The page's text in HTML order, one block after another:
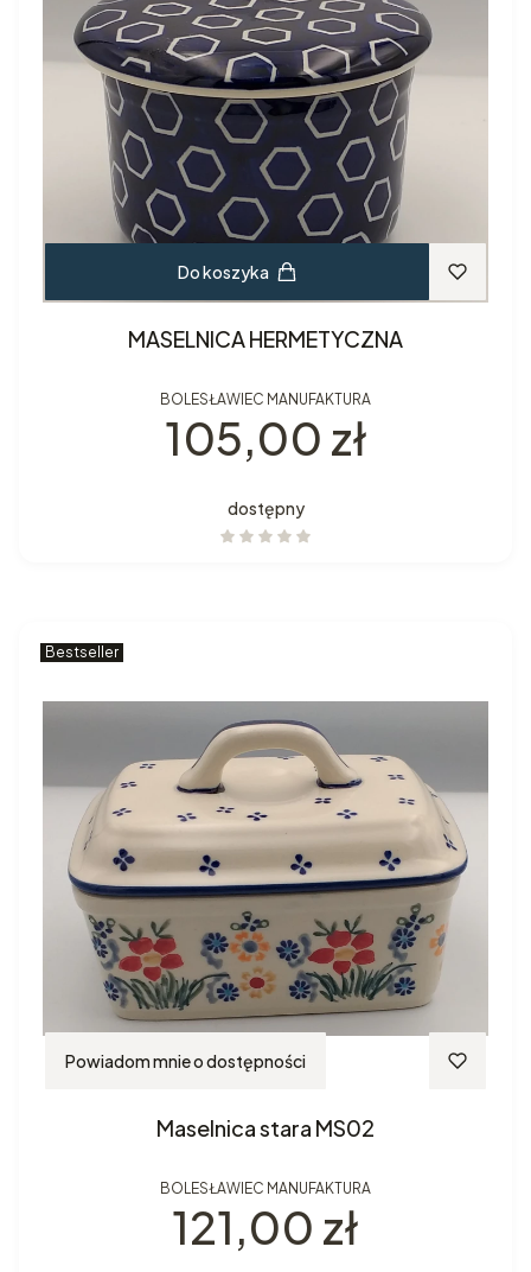
Do koszyka
MASELNICA HERMETYCZNA
BOLESŁAWIEC MANUFAKTURA
Cena
105,00 zł
dostępny
Bestseller
Powiadom mnie o dostępności
Maselnica stara MS02
BOLESŁAWIEC MANUFAKTURA
Cena
121,00 zł